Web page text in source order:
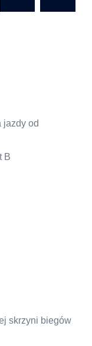
jazdy od
B
skrzyni biegów